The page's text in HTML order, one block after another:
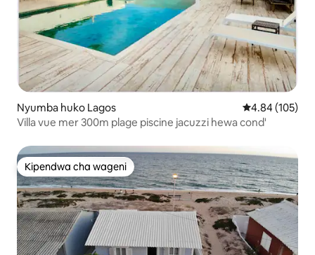
Nyumba huko Lagos Ukadiriaji wa
4.84 (105)
Villa vue mer 300m plage piscine jacuzzi hewa cond'
Kipendwa cha wageni
Kipendwa cha wageni